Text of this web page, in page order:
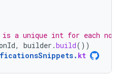
a unique int for each
, builder .build())
. kt